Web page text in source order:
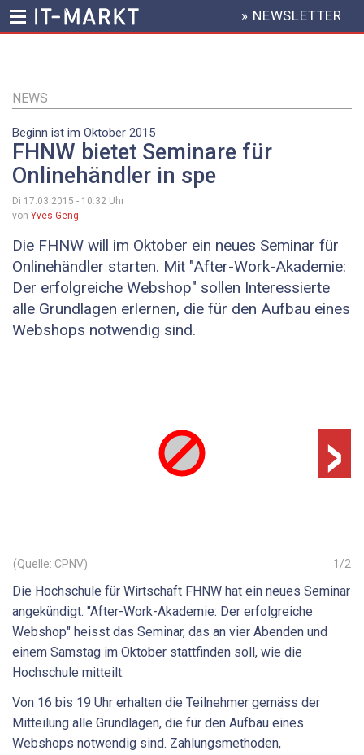
Inhalt
HEADER
MENU
» NEWSLETTER
NEWS
Beginn ist im Oktober 2015
FHNW bietet Seminare für
Onlinehändler in spe
Di 17.03.2015 - 10:32 Uhr
von Yves Geng
Die FHNW will im Oktober ein neues Seminar für
Onlinehändler starten. Mit "After-Work-Akademie:
Der erfolgreiche Webshop" sollen Interessierte
alle Grundlagen erlernen, die für den Aufbau eines
Webshops notwendig sind.
›
1 /2
(Quelle: CPNV)
Die Hochschule für Wirtschaft FHNW hat ein neues Seminar
angekündigt. "After-Work-Akademie: Der erfolgreiche
Webshop" heisst das Seminar, das an vier Abenden und
einem Samstag im Oktober stattfinden soll, wie die
Hochschule mitteilt.
Von 16 bis 19 Uhr erhalten die Teilnehmer gemäss der
Mitteilung alle Grundlagen, die für den Aufbau eines
Webshops notwendig sind. Zahlungsmethoden,